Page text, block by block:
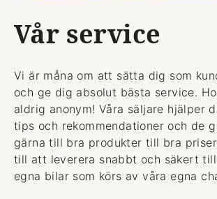
Vår service
Vi är måna om att sätta dig som
och ge dig absolut bästa service.
aldrig anonym! Våra säljare hjälper
tips och rekommendationer och de
gärna till bra produkter till bra
till att leverera snabbt och säkert
egna bilar som körs av våra egna